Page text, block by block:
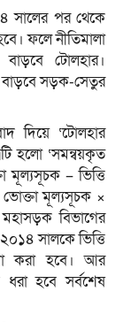
সালের পর থেকে
ফলে নীতিমালা
টোলহার।
বাড়বে সড়ক-সেতুর
দিয়ে ‘‌টোলহার
হলো ‘সমন্বয়কৃত
মূল্যসূচক – ভিত্তি
ভোক্তা মূল্যসূচক ×
বিভাগের
২০১৪ সালকে ভিত্তি
করা হবে। আর
ধরা হবে সর্বশেষ